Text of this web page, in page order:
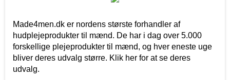
Made4men.dk er nordens største forhandler af
hudplejeprodukter til mænd. De har i dag over 5.000
forskellige plejeprodukter til mænd, og hver eneste uge
bliver deres udvalg større. Klik her for at se deres
udvalg.